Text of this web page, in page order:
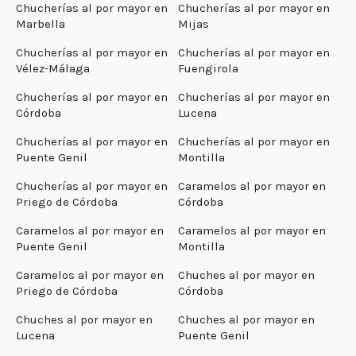
Chucherías al por mayor en
Marbella
Chucherías al por mayor en
Mijas
Chucherías al por mayor en
Vélez-Málaga
Chucherías al por mayor en
Fuengirola
Chucherías al por mayor en
Córdoba
Chucherías al por mayor en
Lucena
Chucherías al por mayor en
Puente Genil
Chucherías al por mayor en
Montilla
Chucherías al por mayor en
Priego de Córdoba
Caramelos al por mayor en
Córdoba
Caramelos al por mayor en
Puente Genil
Caramelos al por mayor en
Montilla
Caramelos al por mayor en
Priego de Córdoba
Chuches al por mayor en
Córdoba
Chuches al por mayor en
Lucena
Chuches al por mayor en
Puente Genil